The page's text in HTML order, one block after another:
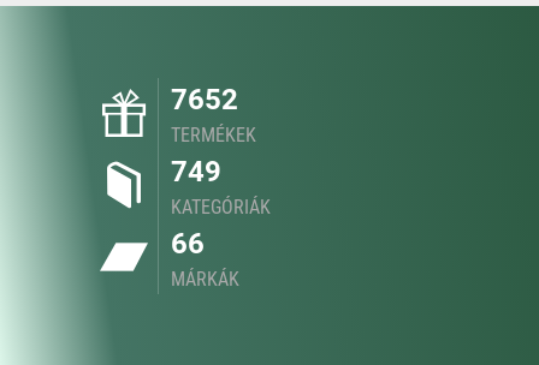
7652
TERMÉKEK
749
KATEGÓRIÁK
66
MÁRKÁK